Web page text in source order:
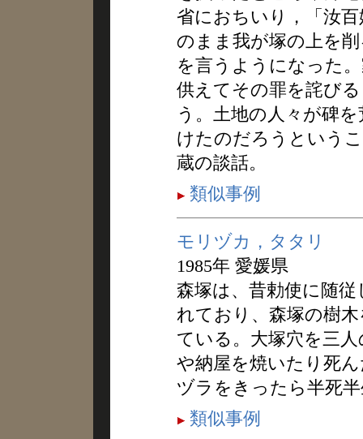
省におちいり，「汝
のまま我が塚の上を
を言うようになった
供えてその罪を詫び
う。土地の人々が碑
けたのだろうという
蔵の談話。
類似事例
モリヅカ，タタリ
1985年 愛媛県
森塚は、昔勅使に随
れており、森塚の樹
ている。大塚穴を三
や納屋を焼いたり死
ヅラをきったら半死
類似事例